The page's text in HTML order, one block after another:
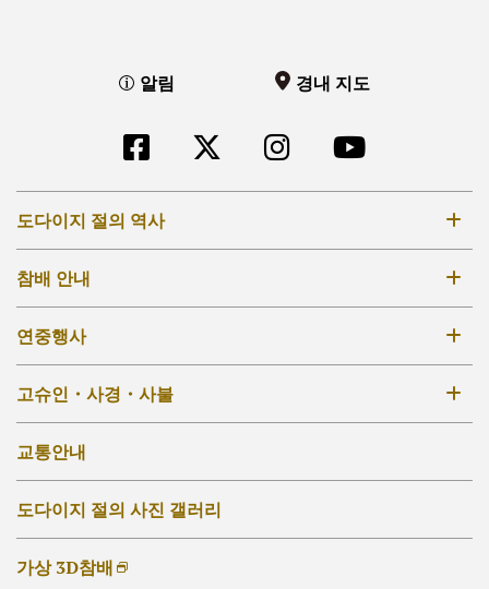
알림 경내 지도
도다이지 절의 역사
8세기
12-14세기
17-18세기
19세기 –
참배 안내
입장료・참배시간
경내 지도
다이부쓰덴
호케도
그 외의 법당
연중행사
연중행사
고슈인・사경・사불
고슈인
사경・사불
[KO]外部リンク他
교통안내
도다이지 절의 사진 갤러리
가상 3D참배